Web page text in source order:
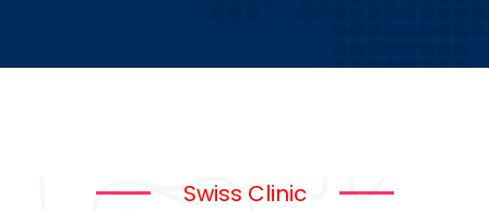
Swiss Clinic